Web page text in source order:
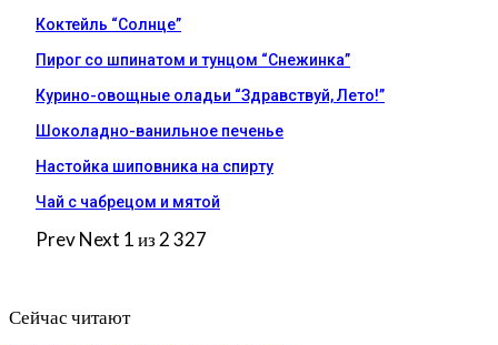
Коктейль “Солнце”
Пирог со шпинатом и тунцом “Снежинка”
Курино-овощные оладьи “Здравствуй, Лето!”
Шоколадно-ванильное печенье
Настойка шиповника на спирту
Чай с чабрецом и мятой
PrevNext 1 из 2 327
Сейчас читают